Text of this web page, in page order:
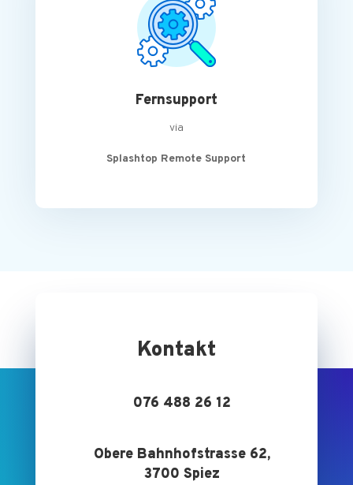
Fernsupport
via
Splashtop Remote Support
Kontakt
076 488 26 12
Obere Bahnhofstrasse 62,
3700 Spiez